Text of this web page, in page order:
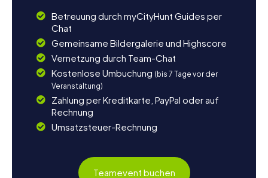
Betreuung durch myCityHunt Guides per
Chat
Gemeinsame Bildergalerie und Highscore
Vernetzung durch Team-Chat
Kostenlose Umbuchung (bis 7 Tage vor der
Veranstaltung)
Zahlung per Kreditkarte, PayPal oder auf
Rechnung
Umsatzsteuer-Rechnung
Teamevent buchen